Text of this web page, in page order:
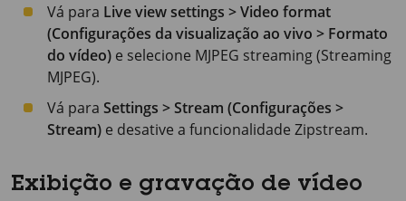
Vá para Live view settings > Video format
(Configurações da visualização ao vivo > Formato
do vídeo) e selecione MJPEG streaming (Streaming
MJPEG).
Vá para Settings > Stream (Configurações >
Stream) e desative a funcionalidade Zipstream.
Exibição e gravação de vídeo